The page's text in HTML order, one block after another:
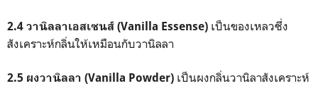
2.4 วานิลลาเอสเซนส์ (Vanilla Essense) เป็นของเหลวซึ่ง
สังเคราะห์กลิ่นให้เหมือนกับวานิลลา
2.5 ผงวานิลลา (Vanilla Powder) เป็นผงกลิ่นวานิลาสังเคราะห์